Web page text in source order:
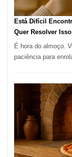
Está Difícil
Quer Resolver Isso
É hora do almoço.
paciência para